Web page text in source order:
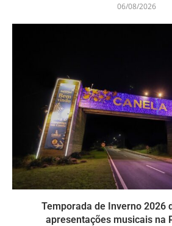
06/08/2026
Temporada de Inverno 2026
apresentações musicais na